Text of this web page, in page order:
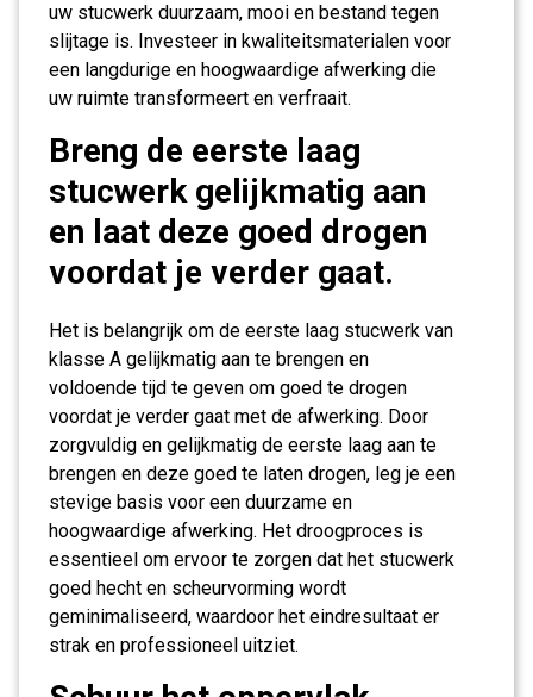
uw stucwerk duurzaam, mooi en bestand tegen
slijtage is. Investeer in kwaliteitsmaterialen voor
een langdurige en hoogwaardige afwerking die
uw ruimte transformeert en verfraait.
Breng de eerste laag
stucwerk gelijkmatig aan
en laat deze goed drogen
voordat je verder gaat.
Het is belangrijk om de eerste laag stucwerk van
klasse A gelijkmatig aan te brengen en
voldoende tijd te geven om goed te drogen
voordat je verder gaat met de afwerking. Door
zorgvuldig en gelijkmatig de eerste laag aan te
brengen en deze goed te laten drogen, leg je een
stevige basis voor een duurzame en
hoogwaardige afwerking. Het droogproces is
essentieel om ervoor te zorgen dat het stucwerk
goed hecht en scheurvorming wordt
geminimaliseerd, waardoor het eindresultaat er
strak en professioneel uitziet.